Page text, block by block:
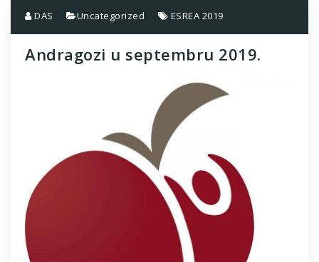
DAS Uncategorized ESREA 2019
Andragozi u septembru 2019.